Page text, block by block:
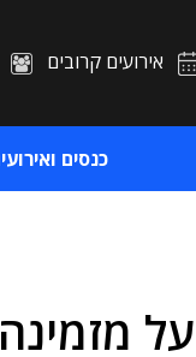
אירועים קרובים
כנסים